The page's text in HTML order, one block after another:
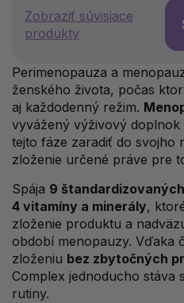
Zobraziť súvisiace
produkty
Perimenopauza a
ženského života, počas
aj každodenný režim.
vyvážený výživový
tejto fáze zaradiť do svojho
zloženie určené práve pre
Spája 9
4 vitamíny a minerály,
zloženie produktu a
období menopauzy. Vďaka
zloženiu bez zbytočných
Complex jednoducho stáva
rutiny.